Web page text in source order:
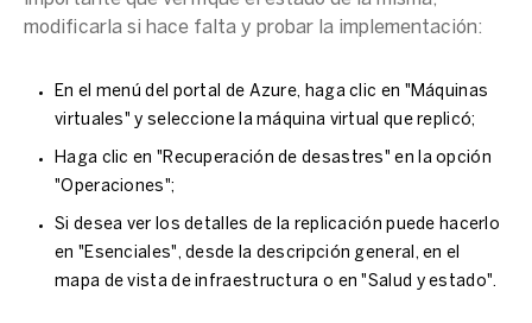
modificarla si hace falta y probar la implementación:
En el menú del portal de Azure, haga clic en " Máquinas
virtuales " y seleccione lamáquina virtual que replicó;
Haga clic en " Recuperación de desastres " en la opción
"Operaciones";
Si desea ver los detalles de la replicación puede hacerlo
en "Esenciales", desde la descripción general, en el
mapa de vista de infraestructura o en "Salud y estado".